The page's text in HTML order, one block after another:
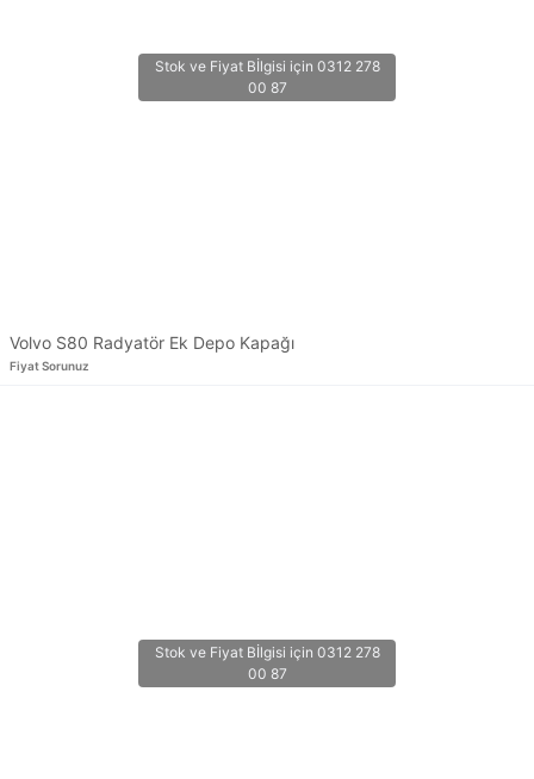
Volvo S80 Radyatör Ek Depo Kapağı
Fiyat Sorunuz